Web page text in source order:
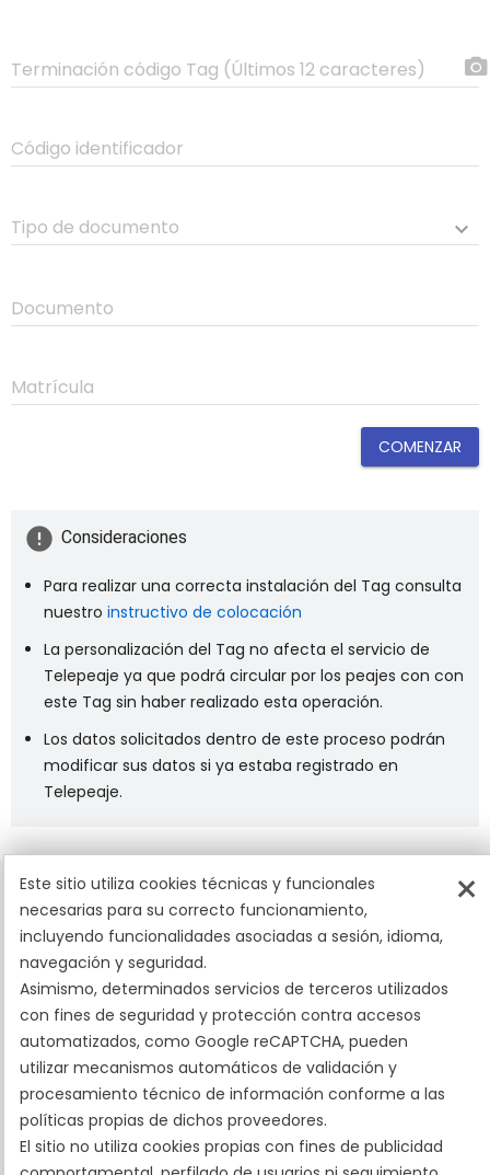
Terminación código Tag (Últimos 12 caracteres)
Código identificador
keyboard_arrow_down
Tipo de documento
Documento
Matrícula
COMENZAR
error Consideraciones
Para realizar una correcta instalación del Tag consulta
nuestro instructivo de colocación
La personalización del Tag no afecta el servicio de
Telepeaje ya que podrá circular por los peajes con con
este Tag sin haber realizado esta operación.
Los datos solicitados dentro de este proceso podrán
modificar sus datos si ya estaba registrado en
Telepeaje.
La tranquilidad de pasar por peajes sin contratiempos
×
Este sitio utiliza cookies técnicas y funcionales
necesarias para su correcto funcionamiento,
incluyendo funcionalidades asociadas a sesión, idioma,
navegación y seguridad.
Asimismo, determinados servicios de terceros utilizados
con fines de seguridad y protección contra accesos
automatizados, como Google reCAPTCHA, pueden
utilizar mecanismos automáticos de validación y
procesamiento técnico de información conforme a las
políticas propias de dichos proveedores.
El sitio no utiliza cookies propias con fines de publicidad